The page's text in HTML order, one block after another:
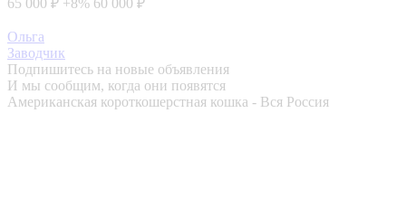
Ольга
Заводчик
Подпишитесь на новые объявления
И мы сообщим, когда они появятся
Американская короткошерстная кошка - Вся Россия